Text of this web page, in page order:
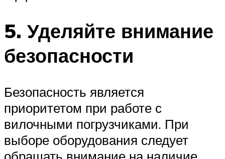
5. Уделяйте внимание
безопасности
Безопасность является
приоритетом при работе с
вилочными погрузчиками. При
выборе оборудования следует